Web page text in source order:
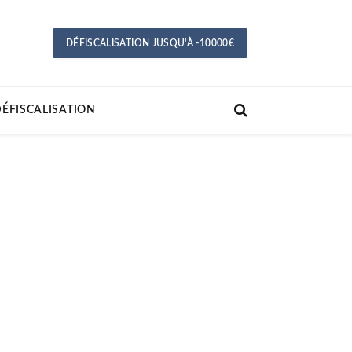
DÉFISCALISATION JUSQU'À -10000€